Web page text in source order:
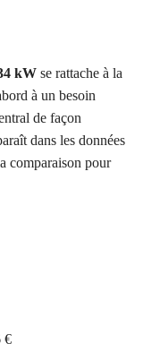
kW se rattache à la
à un besoin
de façon
dans les données
comparaison pour
€